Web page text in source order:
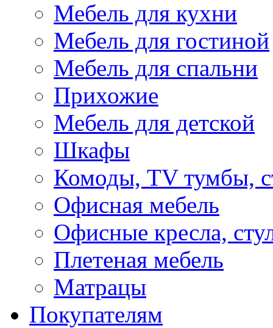
Мебель для кухни
Мебель для гостиной
Мебель для спальни
Прихожие
Мебель для детской
Шкафы
Комоды, TV тумбы,
Офисная мебель
Офисные кресла,
Плетеная мебель
Матрацы
Покупателям